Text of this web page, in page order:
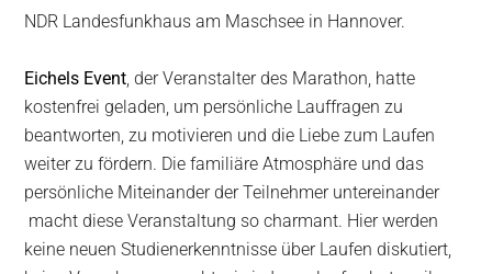
NDR Landesfunkhaus am Maschsee in Hannover.
Eichels Event, der Veranstalter des Marathon, hatte
kostenfrei geladen, um persönliche Lauffragen zu
beantworten, zu motivieren und die Liebe zum Laufen
weiter zu fördern. Die familiäre Atmosphäre und das
persönliche Miteinander der Teilnehmer untereinander
macht diese Veranstaltung so charmant. Hier werden
keine neuen Studienerkenntnisse über Laufen diskutiert,